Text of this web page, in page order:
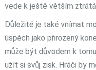
vede k ještě větším
Důležité je také vnímat
úspěch jako přirozený
může být důvodem k
užít si svůj zisk. Hráči by